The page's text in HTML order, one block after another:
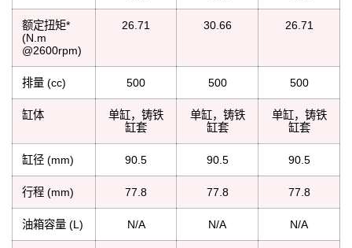
额定扭矩*
(N.m
@2600rpm)
26.71 30.66 26.71
排量 (cc) 500 500 500
缸体
单缸，铸铁
缸套
单缸，铸铁
缸套
单缸，铸铁
缸套
缸径 (mm) 90.5 90.5 90.5
行程 (mm) 77.8 77.8 77.8
油箱容量 (L) N/A N/A N/A